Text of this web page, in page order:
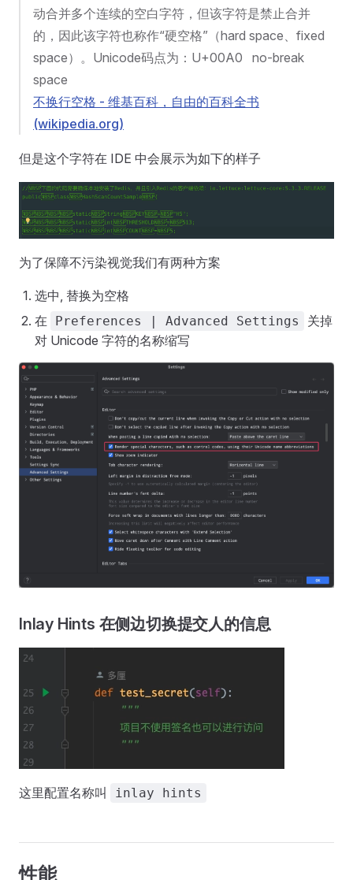
动合并多个连续的空白字符，但该字符是禁止合并
的，因此该字符也称作“硬空格”（hard space、fixed
space）。Unicode码点为：U+00A0 no-break
space
不换行空格 - 维基百科，自由的百科全书
(wikipedia.org)
但是这个字符在 IDE 中会展示为如下的样子
为了保障不污染视觉我们有两种方案
选中, 替换为空格
在
Preferences | Advanced Settings
关掉
对 Unicode 字符的名称缩写
Inlay Hints 在侧边切换提交人的信息
这里配置名称叫 inlay hints
性能